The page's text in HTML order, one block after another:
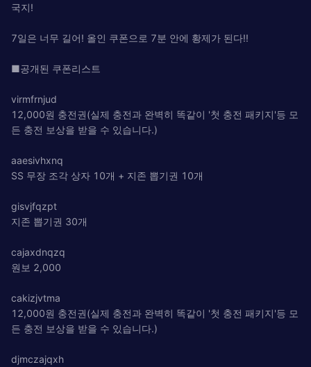
국지!
7일은 너무 길어! 올인 쿠폰으로 7분 안에 황제가 된다!!
■공개된 쿠폰리스트
virmfrnjud
12,000원 충전권(실제 충전과 완벽히 똑같이 '첫 충전 패키지'등 모
든 충전 보상을 받을 수 있습니다.)
aaesivhxnq
SS 무장 조각 상자 10개 + 지존 뽑기권 10개
gisvjfqzpt
지존 뽑기권 30개
cajaxdnqzq
원보 2,000
cakizjvtma
12,000원 충전권(실제 충전과 완벽히 똑같이 '첫 충전 패키지'등 모
든 충전 보상을 받을 수 있습니다.)
djmczajqxh